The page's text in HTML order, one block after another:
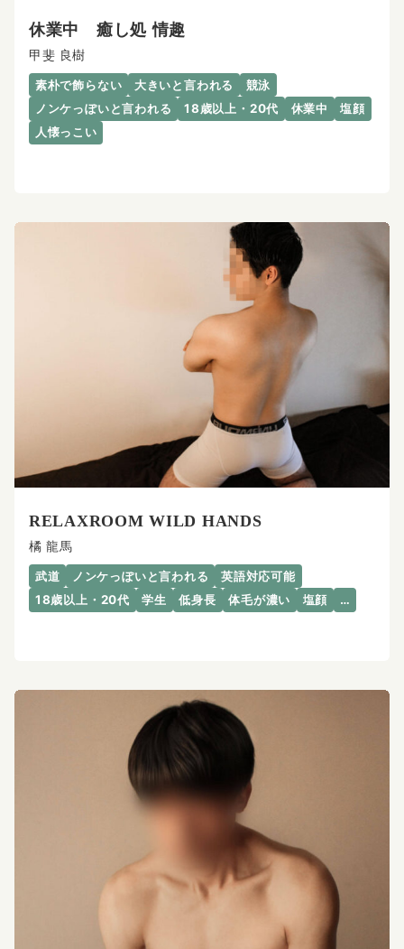
休業中 癒し処 情趣
甲斐 良樹
素朴で飾らない 大きいと言われる
競泳
ノンケっぽいと言われる
18歳以上・20代 休業中
塩顔
人懐っこい
RELAXROOM WILD HANDS
橘 龍馬
武道 ノンケっぽいと言われる
英語対応可能
18歳以上・20代
学生 低身長 体毛が濃い 塩顔 …